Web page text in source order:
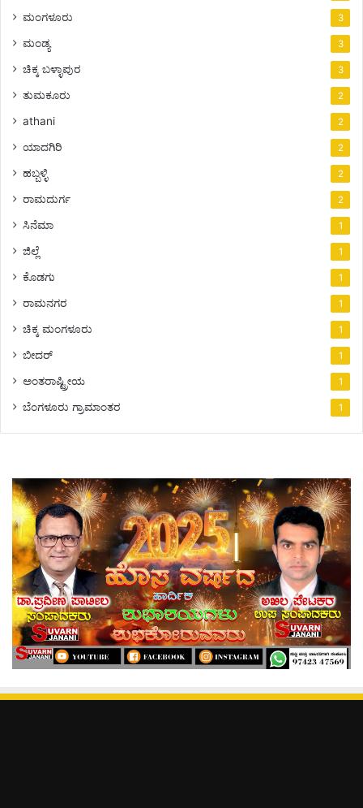
ಮಂಗಳೂರು 3
ಮಂಡ್ಯ 3
ಚಿಕ್ಕ ಬಳ್ಳಾಪುರ 3
ತುಮಕೂರು 2
athani 2
ಯಾದಗಿರಿ 2
ಹಬ್ಬಳ್ಳಿ 2
ರಾಮದುರ್ಗ 2
ಸಿನೆಮಾ 1
ಜಿಲ್ಲೆ 1
ಕೊಡಗು 1
ರಾಮನಗರ 1
ಚಿಕ್ಕ ಮಂಗಳೂರು 1
ಬೀದರ್ 1
ಅಂತರಾಷ್ಟ್ರೀಯ 1
ಬೆಂಗಳೂರು ಗ್ರಾಮಾಂತರ 1